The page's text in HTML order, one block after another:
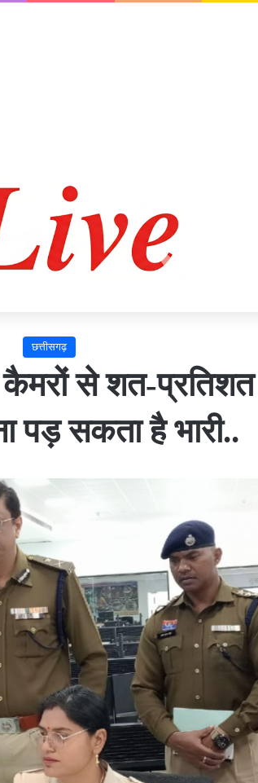
छत्तीसगढ़
से शत-प्रतिशत
पड़ सकता है भारी..